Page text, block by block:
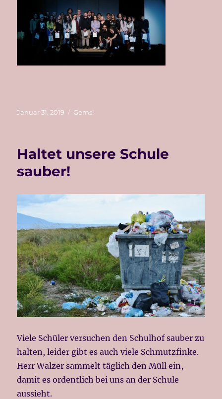
Veröffentlicht
Januar 31, 2019 Kategorien
Gemsi
Haltet unsere Schule
sauber!
Viele Schüler versuchen den Schulhof sauber zu
halten, leider gibt es auch viele Schmutzfinke.
Herr Walzer sammelt täglich den Müll ein,
damit es ordentlich bei uns an der Schule
aussieht.